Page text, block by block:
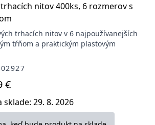
nitov 400ks, 6 rozmerov s
trhacích nitov v 6 najpoužívanejších
tŕňom a praktickým plastovým
€
29. 8. 2026